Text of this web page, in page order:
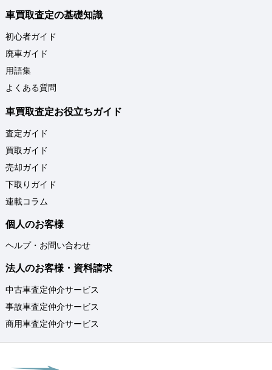
車買取査定の基礎知識
初心者ガイド
廃車ガイド
用語集
よくある質問
車買取査定お役立ちガイド
査定ガイド
買取ガイド
売却ガイド
下取りガイド
連載コラム
個人のお客様
ヘルプ・お問い合わせ
法人のお客様・資料請求
中古車査定仲介サービス
事故車査定仲介サービス
商用車査定仲介サービス